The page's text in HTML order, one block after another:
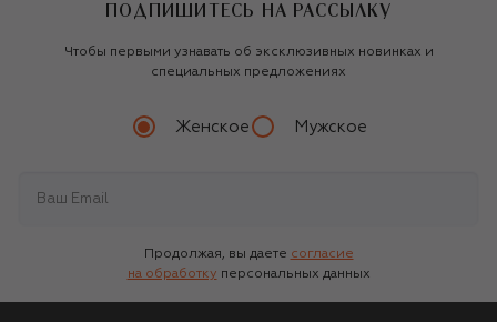
ПОДПИШИТЕСЬ НА РАССЫЛКУ
Чтобы первыми узнавать об эксклюзивных новинках и
специальных предложениях
Женское Мужское
Продолжая, вы даете согласие
на обработку персональных данных